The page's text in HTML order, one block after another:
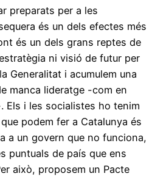
preparats per a les
és un dels efectes més
és un dels grans reptes de
ni visió de futur per
Generalitat i acumulem una
manca lideratge -com en
Els i les socialistes ho tenim
podem fer a Catalunya és
a un govern que no funciona,
puntuals de país que ens
això, proposem un Pacte